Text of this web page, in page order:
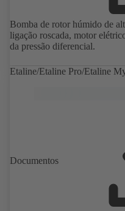
Bomba de rotor húmido de
ligação roscada, motor
da pressão diferencial.
Etaline/Etaline Pro/Etaline
Documentos